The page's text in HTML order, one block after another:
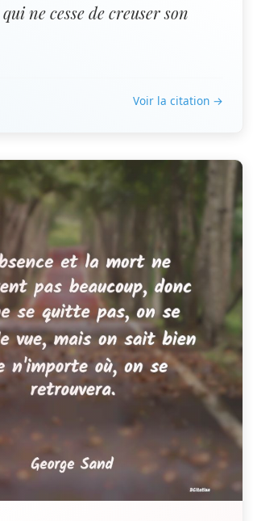
ne cesse de creuser son
Voir la citation →